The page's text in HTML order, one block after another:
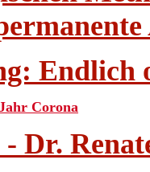
Endlich
Corona
Dr.